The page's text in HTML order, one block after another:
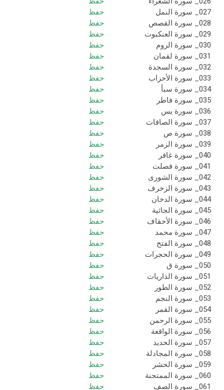
027_ سورة النمل
حفظ
028_ سورة القصص
حفظ
029_ سورة العنكبوت
حفظ
030_ سورة الروم
حفظ
031_ سورة لقمان
حفظ
032_ سورة السجدة
حفظ
033_ سورة الأحزاب
حفظ
034_ سورة سبأ
حفظ
035_ سورة فاطر
حفظ
036_ سورة يس
حفظ
037_ سورة الصافات
حفظ
038_ سورة ص
حفظ
039_ سورة الزمر
حفظ
040_ سورة غافر
حفظ
041_ سورة فصلت
حفظ
042_ سورة الشورى
حفظ
043_ سورة الزخرف
حفظ
044_ سورة الدخان
حفظ
045_ سورة الجاثية
حفظ
046_ سورة الأحقاف
حفظ
047_ سورة محمد
حفظ
048_ سورة الفتح
حفظ
049_ سورة الحجرات
حفظ
050_ سورة ق
حفظ
051_ سورة الذاريات
حفظ
052_ سورة الطور
حفظ
053_ سورة النجم
حفظ
054_ سورة القمر
حفظ
055_ سورة الرحمن
حفظ
056_ سورة الواقعة
حفظ
057_ سورة الحديد
حفظ
058_ سورة المجادلة
حفظ
059_ سورة الحشر
حفظ
060_ سورة الممتحنة
حفظ
061_ سورة الصف
حفظ